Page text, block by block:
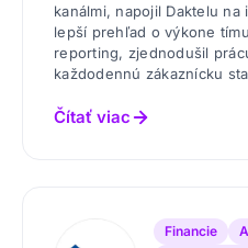
kanálmi, napojil Daktelu
lepší prehľad o výkone
reporting, zjednodušil
každodennú zákaznícku
Čítať viac
Financie